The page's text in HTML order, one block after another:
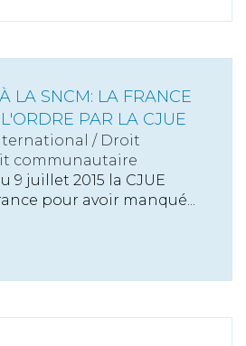
LA SNCM: LA FRANCE
PAR LA CJUE
/ Droit
communautaire
9 juillet 2015 la CJUE
pour avoir manqué...